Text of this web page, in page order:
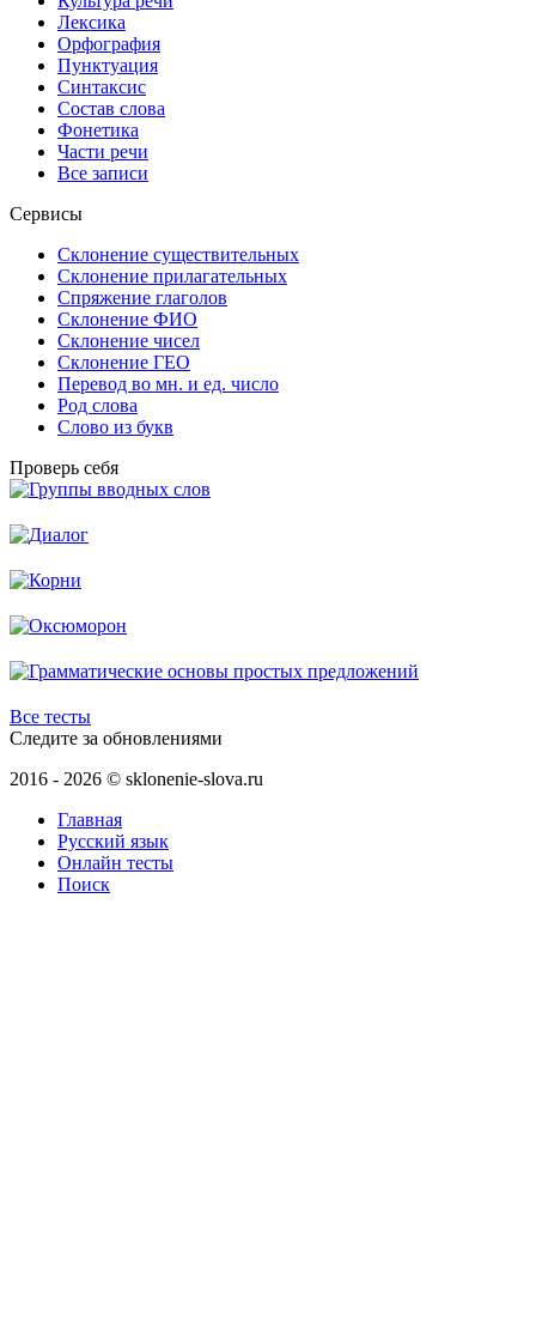
Лексика
Орфография
Пунктуация
Синтаксис
Состав слова
Фонетика
Части речи
Все записи
Сервисы
Склонение существительных
Склонение прилагательных
Спряжение глаголов
Склонение ФИО
Склонение чисел
Склонение ГЕО
Перевод во мн. и ед. число
Род слова
Слово из букв
Проверь себя
Все тесты
Следите за обновлениями
2016 - 2026 © sklonenie-slova.ru
Главная
Русский язык
Онлайн тесты
Поиск